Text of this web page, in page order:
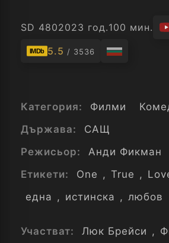
SD 4802023 год.100 мин.
IMDb 5.5 / 3536
Категория: Филми
Държава:
САЩ
Режисьор:
Анди Фикман
Етикети:
One , True ,
една , истинска , любов
Участват: Люк Брейси ,